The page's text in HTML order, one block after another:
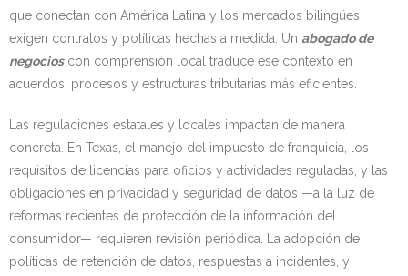
que conectan con América Latina y los mercados bilingües
exigen contratos y políticas hechas a medida. Un abogado de
negocioscon comprensión local traduce ese contexto en
acuerdos, procesos y estructuras tributarias más eficientes.
Las regulaciones estatales y locales impactan de manera
concreta. En Texas, el manejo del impuesto de franquicia, los
requisitos de licencias para oficios y actividades reguladas, y las
obligaciones en privacidad y seguridad de datos —a la luz de
reformas recientes de protección de la información del
consumidor— requieren revisión periódica. La adopción de
políticas de retención de datos, respuestas a incidentes, y